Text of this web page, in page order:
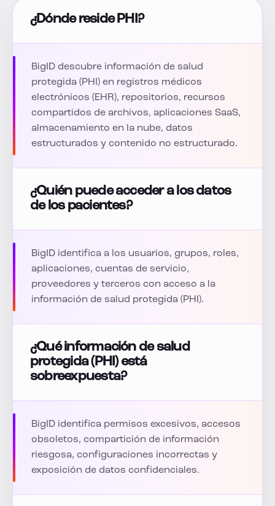
¿Dónde reside PHI?
BigID descubre información de salud
protegida (PHI) en registros médicos
electrónicos (EHR), repositorios, recursos
compartidos de archivos, aplicaciones SaaS,
almacenamiento en la nube, datos
estructurados y contenido no estructurado.
¿Quién puede acceder a los datos
de los pacientes?
BigID identifica a los usuarios, grupos, roles,
aplicaciones, cuentas de servicio,
proveedores y terceros con acceso a la
información de salud protegida (PHI).
¿Qué información de salud
protegida (PHI) está
sobreexpuesta?
BigID identifica permisos excesivos, accesos
obsoletos, compartición de información
riesgosa, configuraciones incorrectas y
exposición de datos confidenciales.